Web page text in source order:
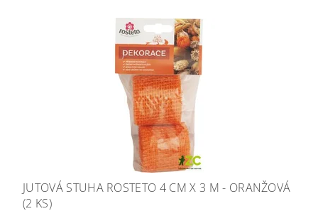
JUTOVÁ STUHA ROSTETO 4 CM X 3 M - ORANŽOVÁ
(2 KS)